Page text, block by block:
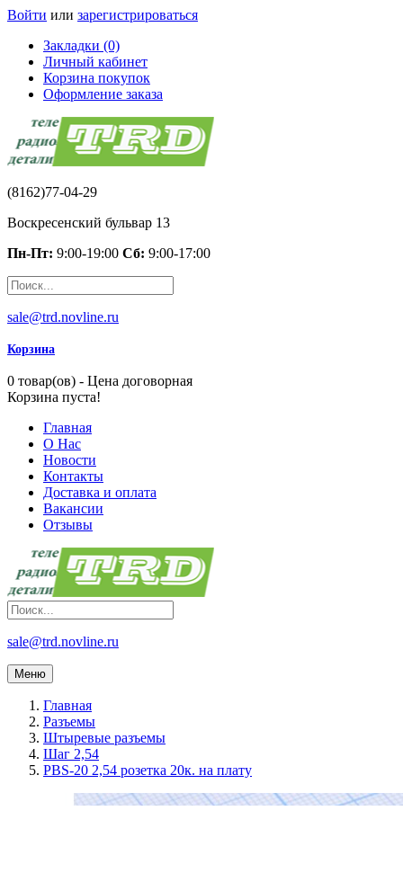
Войти или зарегистрироваться
Закладки (0)
Личный кабинет
Корзина покупок
Оформление заказа
(8162)77-04-29
Воскресенский бульвар 13
Пн-Пт: 9:00-19:00 Сб: 9:00-17:00
sale@trd.novline.ru
Корзина
0 товар(ов) - Цена договорная
Корзина пуста!
Главная
О Нас
Новости
Контакты
Доставка и оплата
Вакансии
Отзывы
sale@trd.novline.ru
Меню
Главная
Разъемы
Штыревые разъемы
Шаг 2,54
PBS-20 2,54 розетка 20к. на плату